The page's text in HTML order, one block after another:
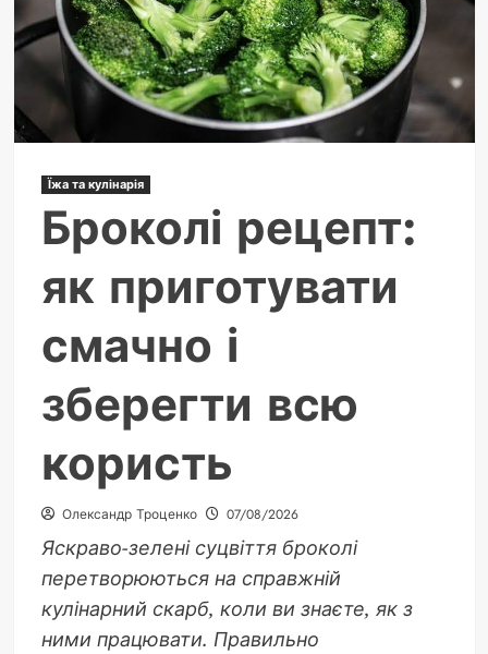
вольєри
та
чому
варто
відвідати
зараз
Їжа та кулінарія
Броколі рецепт:
як приготувати
смачно і
зберегти всю
користь
Олександр Троценко 07/08/2026
Яскраво-зелені суцвіття броколі
перетворюються на справжній
кулінарний скарб, коли ви знаєте, як з
ними працювати. Правильно